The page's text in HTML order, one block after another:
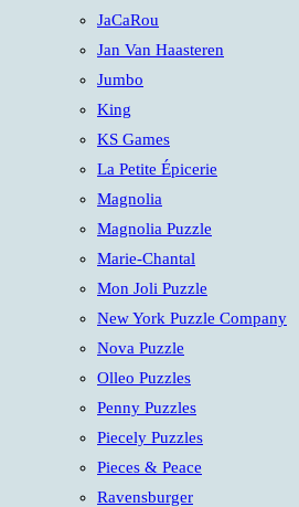
JaCaRou
Jan Van Haasteren
Jumbo
King
KS Games
La Petite Épicerie
Magnolia
Magnolia Puzzle
Marie-Chantal
Mon Joli Puzzle
New York Puzzle Company
Nova Puzzle
Olleo Puzzles
Penny Puzzles
Piecely Puzzles
Pieces & Peace
Ravensburger